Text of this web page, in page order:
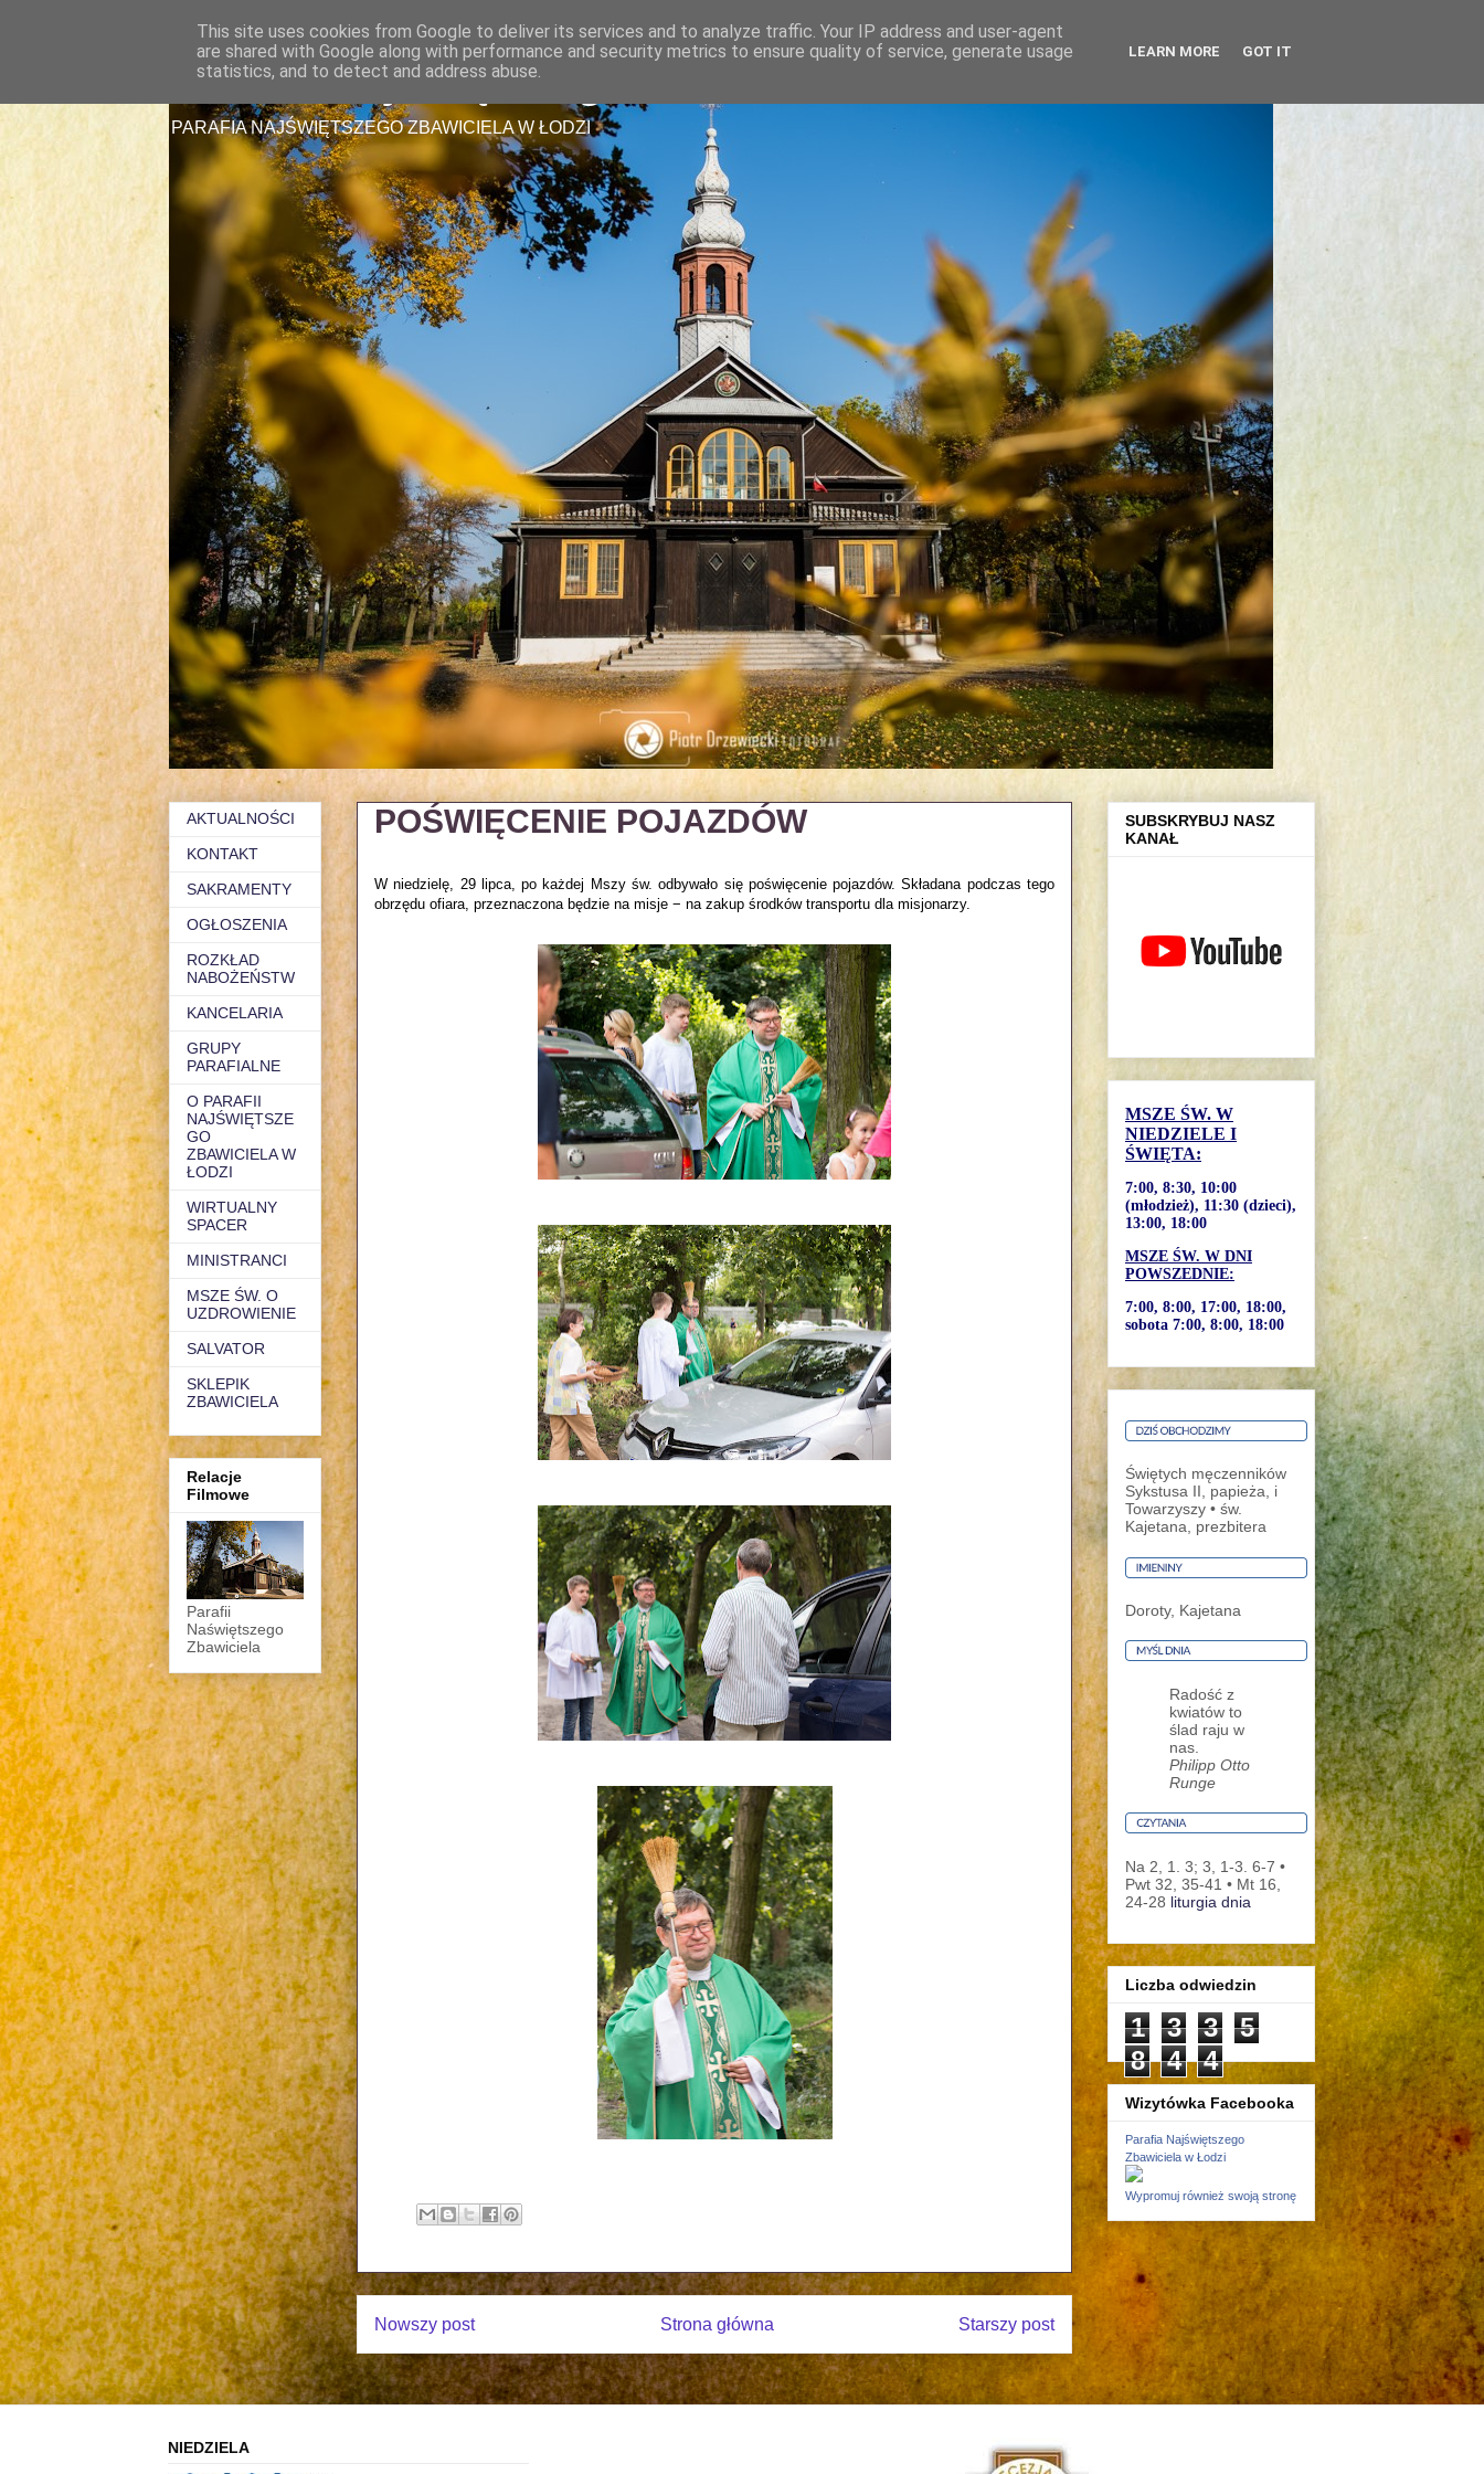
Parafia Najświętszego Zbawiciela
PARAFIA NAJŚWIĘTSZEGO ZBAWICIELA W ŁODZI
POŚWIĘCENIE POJAZDÓW
W niedzielę, 29 lipca, po każdej Mszy św. odbywało się poświęcenie pojazdów. Składana podczas tego
obrzędu ofiara, przeznaczona będzie na misje − na zakup środków transportu dla misjonarzy.
Nowszy post Starszy post
Strona główna
AKTUALNOŚCI
KONTAKT
SAKRAMENTY
OGŁOSZENIA
ROZKŁAD
NABOŻEŃSTW
KANCELARIA
GRUPY
PARAFIALNE
O PARAFII
NAJŚWIĘTSZE
GO
ZBAWICIELA W
ŁODZI
WIRTUALNY
SPACER
MINISTRANCI
MSZE ŚW. O
UZDROWIENIE
SALVATOR
SKLEPIK
ZBAWICIELA
Relacje
Filmowe
Parafii
Naświętszego
Zbawiciela
SUBSKRYBUJ NASZ
KANAŁ
MSZE ŚW. W
NIEDZIELE I
ŚWIĘTA:
7:00, 8:30, 10:00
(młodzież), 11:30 (dzieci),
13:00, 18:00
MSZE ŚW. W DNI
POWSZEDNIE:
7:00, 8:00, 17:00, 18:00,
sobota 7:00, 8:00, 18:00
Świętych męczenników
Sykstusa II, papieża, i
Towarzyszy • św.
Kajetana, prezbitera
Doroty, Kajetana
Radość z
kwiatów to
ślad raju w
nas.
Philipp Otto
Runge
Na 2, 1. 3; 3, 1-3. 6-7 •
Pwt 32, 35-41 • Mt 16,
24-28 liturgia dnia
Liczba odwiedzin
1 3 3
5
8
4 4
Wizytówka Facebooka
Parafia Najświętszego
Zbawiciela w Łodzi
Wypromuj również swoją stronę
NIEDZIELA
This site uses cookies from Google to deliver its services and to analyze traffic. Your IP address and user-agent
are shared with Google along with performance and security metrics to ensure quality of service, generate usage
statistics, and to detect and address abuse.
LEARN MORE GOT IT